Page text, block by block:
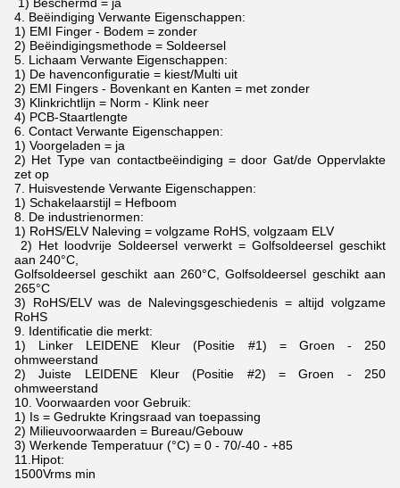
4. Beëindiging Verwante Eigenschappen:
1) EMI Finger - Bodem = zonder
2) Beëindigingsmethode = Soldeersel
5. Lichaam Verwante Eigenschappen:
1) De havenconfiguratie = kiest/Multi uit
2) EMI Fingers - Bovenkant en Kanten = met zonder
3) Klinkrichtlijn = Norm - Klink neer
4) PCB-Staartlengte
6. Contact Verwante Eigenschappen:
1) Voorgeladen = ja
2) Het Type van contactbeëindiging = door Gat/de Oppervlakte
zet op
7. Huisvestende Verwante Eigenschappen:
1) Schakelaarstijl = Hefboom
8. De industrienormen:
1) RoHS/ELV Naleving = volgzame RoHS, volgzaam ELV
2) Het loodvrije Soldeersel verwerkt = Golfsoldeersel geschikt
aan 240°C,
Golfsoldeersel geschikt aan 260°C, Golfsoldeersel geschikt aan
265°C
3) RoHS/ELV was de Nalevingsgeschiedenis = altijd volgzame
RoHS
9. Identificatie die merkt:
1) Linker LEIDENE Kleur (Positie #1) = Groen - 250
ohmweerstand
2) Juiste LEIDENE Kleur (Positie #2) = Groen - 250
ohmweerstand
10. Voorwaarden voor Gebruik:
1) Is = Gedrukte Kringsraad van toepassing
2) Milieuvoorwaarden = Bureau/Gebouw
3) Werkende Temperatuur (°C) = 0 - 70/-40 - +85
11.Hipot:
1500Vrms min